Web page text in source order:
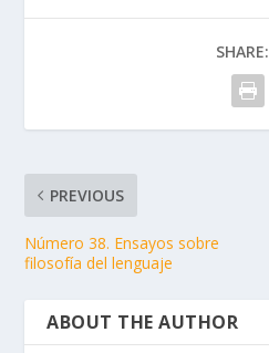
SHARE:
PREVIOUS
Número 38. Ensayos sobre
filosofía del lenguaje
ABOUT THE AUTHOR